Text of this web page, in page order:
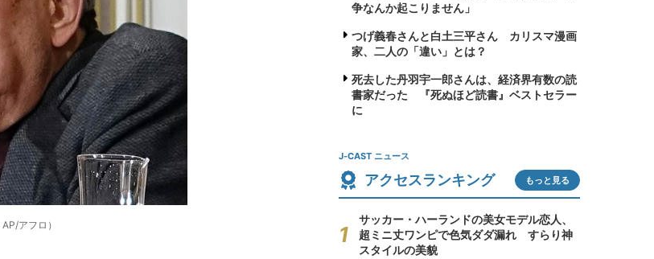
アフロ）
争なんか起こりません」
つげ義春さんと白土三平さん カリスマ漫画
家、二人の「違い」とは？
死去した丹羽宇一郎さんは、経済界有数の読
書家だった 『死ぬほど読書』ベストセラー
に
J-CAST ニュース
アクセスランキング もっと見る
サッカー・ハーランドの美女モデル恋人、
超ミニ丈ワンピで色気ダダ漏れ すらり神
スタイルの美貌